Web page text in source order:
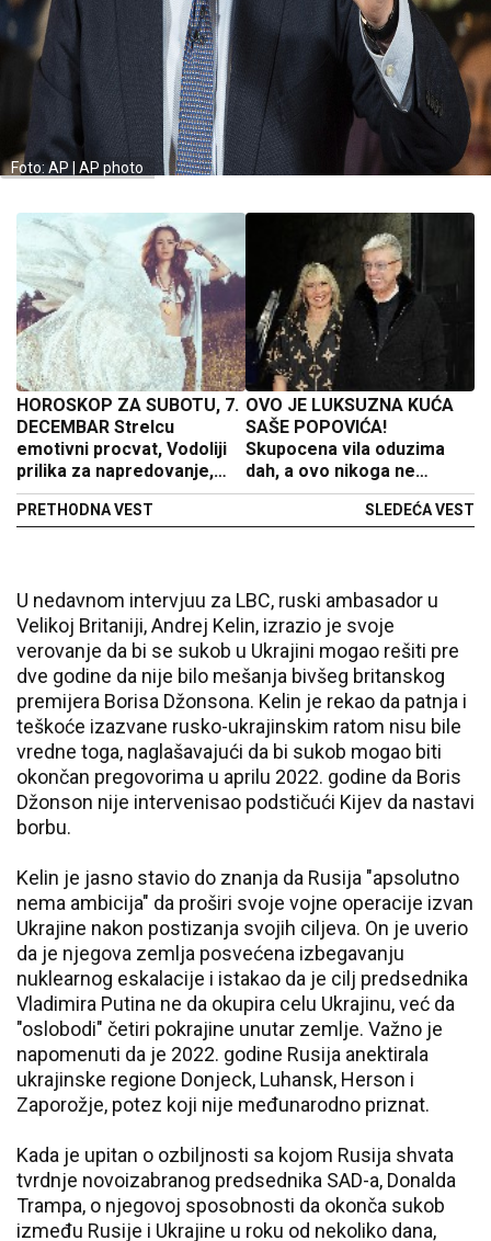
Foto: AP | AP photo
HOROSKOP ZA SUBOTU, 7.
DECEMBAR Strelcu
emotivni procvat, Vodoliji
prilika za napredovanje,
Raku nervoza
PRETHODNA VEST
OVO JE LUKSUZNA KUĆA
SAŠE POPOVIĆA!
Skupocena vila oduzima
dah, a ovo nikoga ne
ostavlja ravnodušnim!
SLEDEĆA VEST
U nedavnom intervjuu za LBC, ruski ambasador u
Velikoj Britaniji, Andrej Kelin, izrazio je svoje
verovanje da bi se sukob u Ukrajini mogao rešiti pre
dve godine da nije bilo mešanja bivšeg britanskog
premijera Borisa Džonsona. Kelin je rekao da patnja i
teškoće izazvane rusko-ukrajinskim ratom nisu bile
vredne toga, naglašavajući da bi sukob mogao biti
okončan pregovorima u aprilu 2022. godine da Boris
Džonson nije intervenisao podstičući Kijev da nastavi
borbu.
Kelin je jasno stavio do znanja da Rusija "apsolutno
nema ambicija" da proširi svoje vojne operacije izvan
Ukrajine nakon postizanja svojih ciljeva. On je uverio
da je njegova zemlja posvećena izbegavanju
nuklearnog eskalacije i istakao da je cilj predsednika
Vladimira Putina ne da okupira celu Ukrajinu, već da
"oslobodi" četiri pokrajine unutar zemlje. Važno je
napomenuti da je 2022. godine Rusija anektirala
ukrajinske regione Donjeck, Luhansk, Herson i
Zaporožje, potez koji nije međunarodno priznat.
Kada je upitan o ozbiljnosti sa kojom Rusija shvata
tvrdnje novoizabranog predsednika SAD-a, Donalda
Trampa, o njegovoj sposobnosti da okonča sukob
između Rusije i Ukrajine u roku od nekoliko dana,